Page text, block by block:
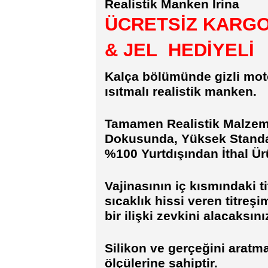
Realistik Manken İrina
ÜCRETSİZ
& JEL HEDİYELİ
Kalça bölümünde gizli
ısıtmalı realistik manken.
Tamamen Realistik
Dokusunda, Yüksek
%100 Yurtdışından İthal
Vajinasının iç
sıcaklık hissi veren
bir ilişki zevkini
Silikon ve gerçeğini
ölçülerine sahiptir.